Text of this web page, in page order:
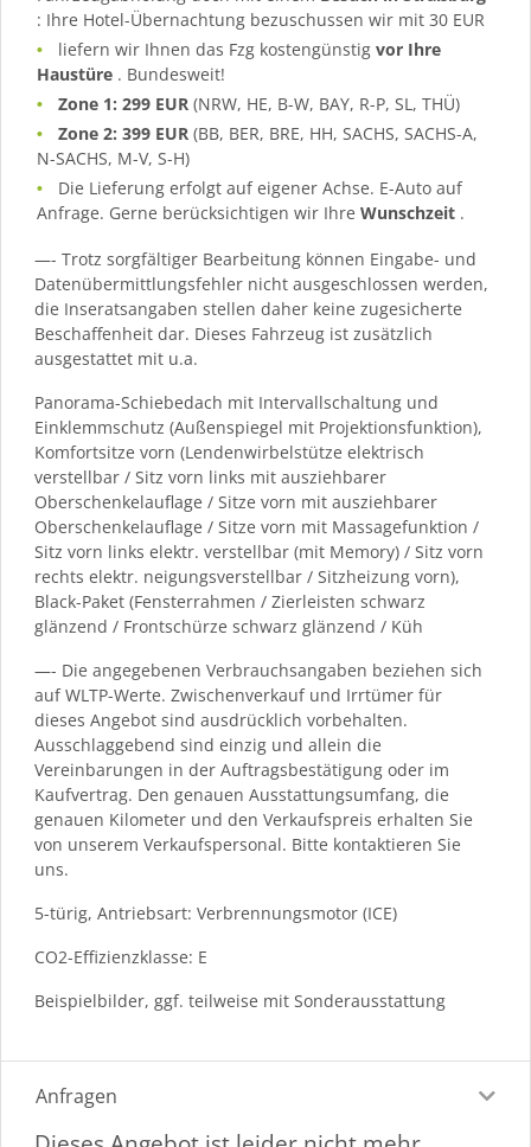
: Ihre Hotel-Übernachtung bezuschussen wir mit 30 EUR
liefern wir Ihnen das Fzg kostengünstigvor Ihre
Haustüre . Bundesweit!
Zone 1: 299 EUR (NRW, HE, B-W, BAY, R-P, SL, THÜ)
Zone 2: 399 EUR (BB, BER, BRE, HH, SACHS, SACHS-A,
N-SACHS, M-V, S-H)
Die Lieferung erfolgt auf eigener Achse. E-Auto auf
Anfrage. Gerne berücksichtigen wir Ihre Wunschzeit .
—- Trotz sorgfältiger Bearbeitung können Eingabe- und
Datenübermittlungsfehler nicht ausgeschlossen werden,
die Inseratsangaben stellen daher keine zugesicherte
Beschaffenheit dar. Dieses Fahrzeug ist zusätzlich
ausgestattet mit u.a.
Panorama-Schiebedach mit Intervallschaltung und
Einklemmschutz (Außenspiegel mit Projektionsfunktion),
Komfortsitze vorn (Lendenwirbelstütze elektrisch
verstellbar / Sitz vorn links mit ausziehbarer
Oberschenkelauflage / Sitze vorn mit ausziehbarer
Oberschenkelauflage / Sitze vorn mit Massagefunktion /
Sitz vorn links elektr. verstellbar (mit Memory) / Sitz vorn
rechts elektr. neigungsverstellbar / Sitzheizung vorn),
Black-Paket (Fensterrahmen / Zierleisten schwarz
glänzend / Frontschürze schwarz glänzend / Küh
—- Die angegebenen Verbrauchsangaben beziehen sich
auf WLTP-Werte. Zwischenverkauf und Irrtümer für
dieses Angebot sind ausdrücklich vorbehalten.
Ausschlaggebend sind einzig und allein die
Vereinbarungen in der Auftragsbestätigung oder im
Kaufvertrag. Den genauen Ausstattungsumfang, die
genauen Kilometer und den Verkaufspreis erhalten Sie
von unserem Verkaufspersonal. Bitte kontaktieren Sie
uns.
5-türig, Antriebsart: Verbrennungsmotor (ICE)
CO2-Effizienzklasse: E
Beispielbilder, ggf. teilweise mit Sonderausstattung
Anfragen